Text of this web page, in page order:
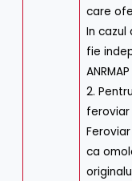
care
In
fie
2.
feroviar
ca